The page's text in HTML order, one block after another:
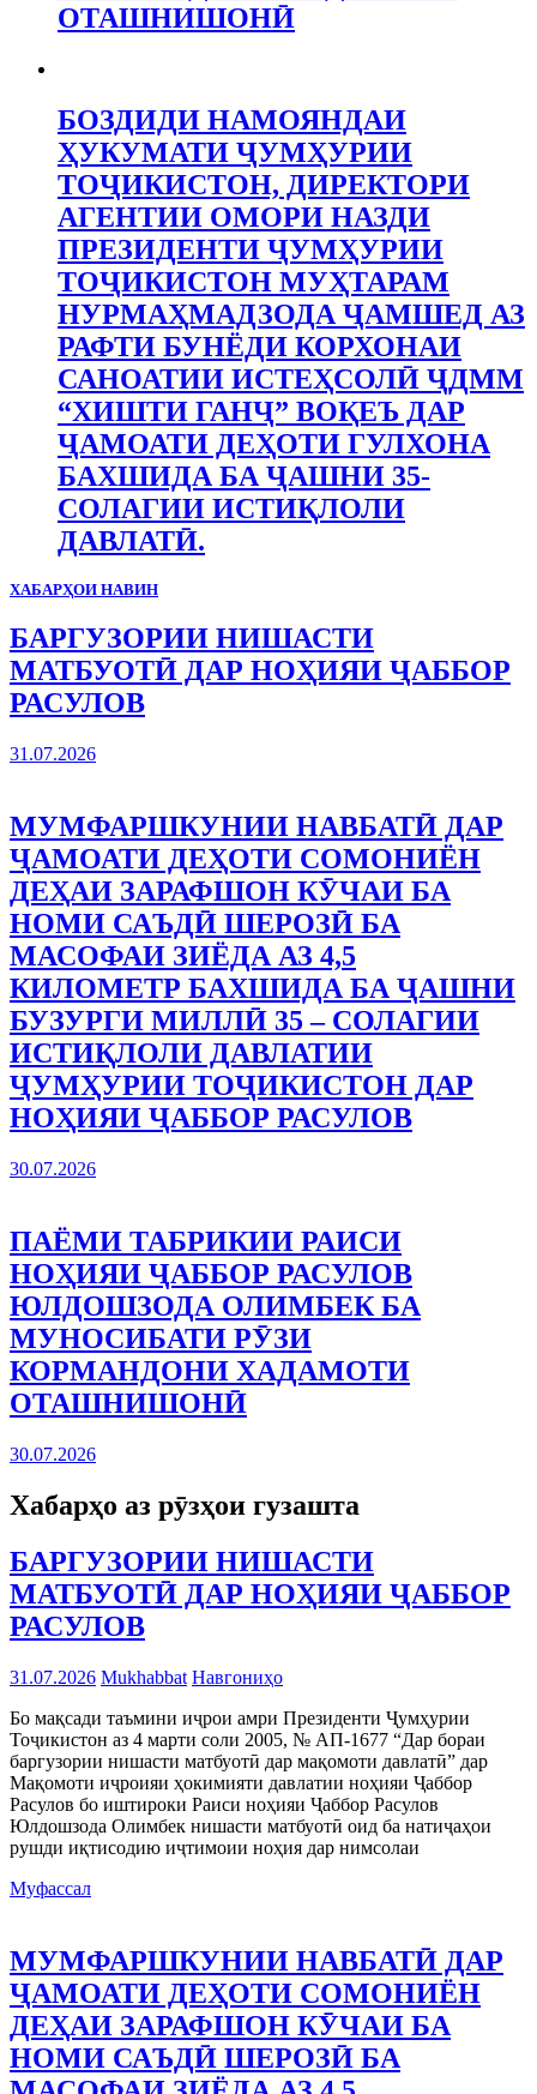
ОТАШНИШОНӢ
БОЗДИДИ НАМОЯНДАИ
ҲУКУМАТИ ҶУМҲУРИИ
ТОҶИКИСТОН, ДИРЕКТОРИ
АГЕНТИИ ОМОРИ НАЗДИ
ПРЕЗИДЕНТИ ҶУМҲУРИИ
ТОҶИКИСТОН МУҲТАРАМ
НУРМАҲМАДЗОДА ҶАМШЕД АЗ
РАФТИ БУНЁДИ КОРХОНАИ
САНОАТИИ ИСТЕҲСОЛӢ ҶДММ
“ХИШТИ ГАНҶ” ВОҚЕЪ ДАР
ҶАМОАТИ ДЕҲОТИ ГУЛХОНА
БАХШИДА БА ҶАШНИ 35-
СОЛАГИИ ИСТИҚЛОЛИ
ДАВЛАТӢ.
ХАБАРҲОИ НАВИН
БАРГУЗОРИИ НИШАСТИ
МАТБУОТӢ ДАР НОҲИЯИ ҶАББОР
РАСУЛОВ
31.07.2026
МУМФАРШКУНИИ НАВБАТӢ ДАР
ҶАМОАТИ ДЕҲОТИ СОМОНИЁН
ДЕҲАИ ЗАРАФШОН КӮЧАИ БА
НОМИ САЪДӢ ШЕРОЗӢ БА
МАСОФАИ ЗИЁДА АЗ 4,5
КИЛОМЕТР БАХШИДА БА ҶАШНИ
БУЗУРГИ МИЛЛӢ 35 – СОЛАГИИ
ИСТИҚЛОЛИ ДАВЛАТИИ
ҶУМҲУРИИ ТОҶИКИСТОН ДАР
НОҲИЯИ ҶАББОР РАСУЛОВ
30.07.2026
ПАЁМИ ТАБРИКИИ РАИСИ
НОҲИЯИ ҶАББОР РАСУЛОВ
ЮЛДОШЗОДА ОЛИМБЕК БА
МУНОСИБАТИ РӮЗИ
КОРМАНДОНИ ХАДАМОТИ
ОТАШНИШОНӢ
30.07.2026
Хабарҳо аз рӯзҳои гузашта
БАРГУЗОРИИ НИШАСТИ
МАТБУОТӢ ДАР НОҲИЯИ ҶАББОР
РАСУЛОВ
31.07.2026 Mukhabbat Навгониҳо
Бо мақсади таъмини иҷрои амри Президенти Ҷумҳурии
Тоҷикистон аз 4 марти соли 2005, № АП-1677 “Дар бораи
баргузории нишасти матбуотӣ дар мақомоти давлатӣ” дар
Мақомоти иҷроияи ҳокимияти давлатии ноҳияи Ҷаббор
Расулов бо иштироки Раиси ноҳияи Ҷаббор Расулов
Юлдошзода Олимбек нишасти матбуотӣ оид ба натиҷаҳои
рушди иқтисодию иҷтимоии ноҳия дар нимсолаи
Муфассал
МУМФАРШКУНИИ НАВБАТӢ ДАР
ҶАМОАТИ ДЕҲОТИ СОМОНИЁН
ДЕҲАИ ЗАРАФШОН КӮЧАИ БА
НОМИ САЪДӢ ШЕРОЗӢ БА